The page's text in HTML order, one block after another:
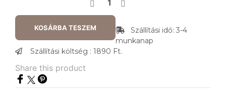
KOSÁRBA TESZEM
Szállítási idő: 3-4
munkanap
Szállítási költség : 1890 Ft.
Share this product